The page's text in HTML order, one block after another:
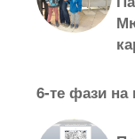
6-те фази на